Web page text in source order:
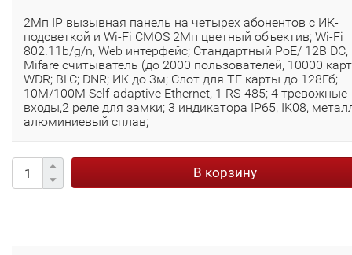
2Мп IP вызывная панель на четырех абонентов с ИК-
подсветкой и Wi-Fi CMOS 2Мп цветный объектив; Wi-Fi
802.11b/g/n, Web интерфейс; Стандартный PoE/ 12В DC,
Mifare считыватель (до 2000 пользователей, 10000
WDR; BLC; DNR; ИК до 3м; Слот для TF карты до 128Гб;
10M/100M Self-adaptive Ethernet, 1 RS-485; 4 тревожные
входы,2 реле для замки; 3 индикатора IP65, IK08,
алюминиевый сплав;
В корзину